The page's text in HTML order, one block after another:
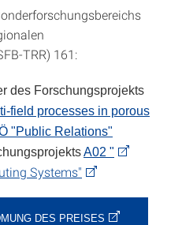
TRR) 161:
des Forschungsprojekts
field processes in porous
"Public Relations"
A02 "
Systems"
DES PREISES